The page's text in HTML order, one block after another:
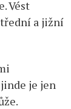
Vést
a jižní
je jen